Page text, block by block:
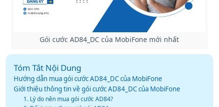
Gói cước AD84_DC của MobiFone mới nhất
Tóm Tắt Nội Dung
Hướng dẫn mua gói cước AD84_DC của MobiFone
Giới thiệu thông tin về gói cước AD84_DC của MobiFone